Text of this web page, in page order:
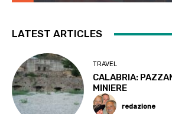
LATEST ARTICLES
TRAVEL
CALABRIA:
MINIERE
redazione